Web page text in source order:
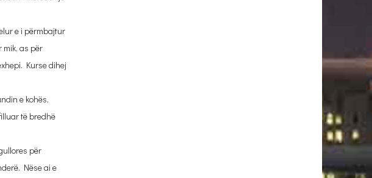
e i përmbajtur
mik, as për
Kurse dihej
e kohës,
të bredhë
për
Nëse ai e